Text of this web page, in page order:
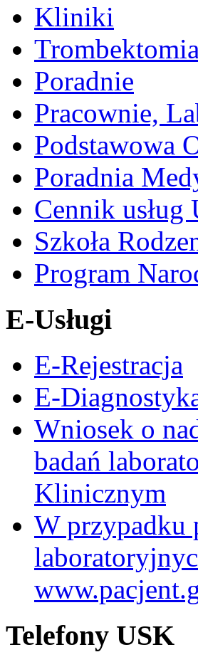
Kliniki
Trombektomia
Poradnie
Pracownie,
Podstawowa
Poradnia
Cennik usług
Szkoła
Program
E-Usługi
E-Rejestracja
E-
Wniosek o
badań
Klinicznym
W przypadku
Telefony USK